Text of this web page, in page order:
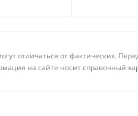
отличаться от фактических.
на сайте носит справочный